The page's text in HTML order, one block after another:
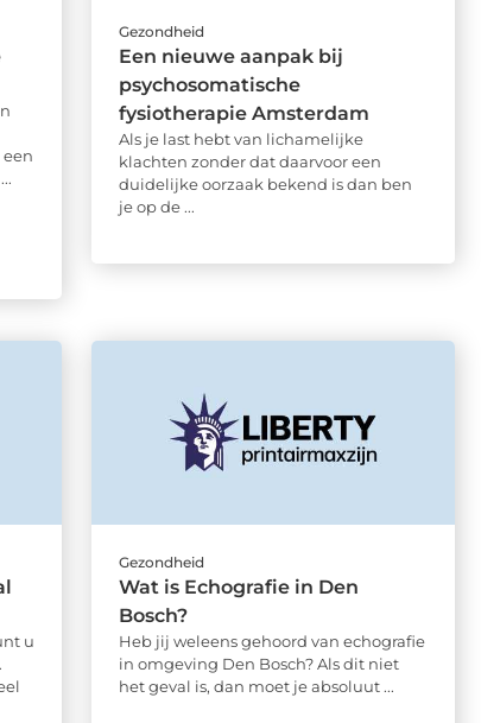
Gezondheid
Een nieuwe aanpak bij
psychosomatische
fysiotherapie Amsterdam
Als je last hebt van lichamelijke
klachten zonder dat daarvoor een
duidelijke oorzaak bekend is dan ben
je op de ...
u
Gezondheid
Wat is Echografie in Den
Bosch?
Heb jij weleens gehoord van echografie
in omgeving Den Bosch? Als dit niet
het geval is, dan moet je absoluut ...